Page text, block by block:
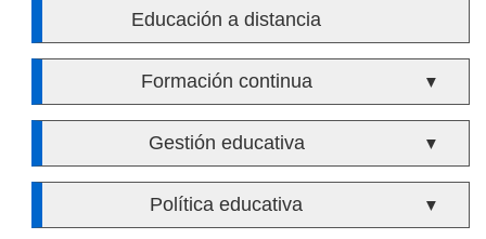
Educación a distancia
Formación continua ▼
Gestión educativa ▼
Política educativa ▼